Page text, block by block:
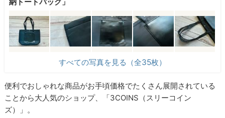
すべての写真を見る（全35枚）
便利でおしゃれな商品がお手頃価格でたくさん展開されている
ことから大人気のショップ、「3COINS（スリーコイン
ズ）」。